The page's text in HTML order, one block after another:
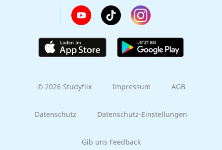
© 2026 Studyflix Impressum AGB
Datenschutz Datenschutz-Einstellungen
Gib uns Feedback